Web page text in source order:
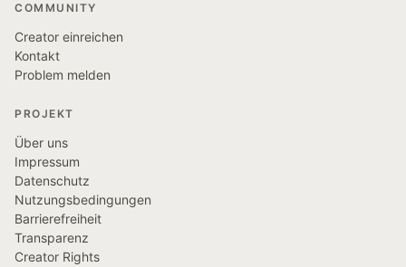
COMMUNITY
Creator einreichen
Kontakt
Problem melden
PROJEKT
Über uns
Impressum
Datenschutz
Nutzungsbedingungen
Barrierefreiheit
Transparenz
Creator Rights